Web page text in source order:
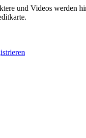
und Videos werden